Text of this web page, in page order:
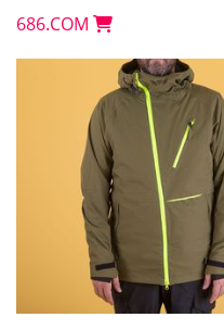
686.COM